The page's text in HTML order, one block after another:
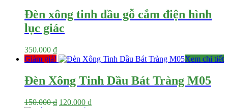
Đèn xông tinh dầu gỗ cắm điện hình
lục giác
350.000 ₫
Giảm giá!
Xem chi tiết
Đèn Xông Tinh Dầu Bát Tràng M05
150.000₫ Giá
120.000 ₫Giá